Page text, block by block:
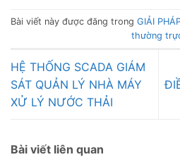
Bài viết này được đăng trong GIẢI
thường
HỆ THỐNG SCADA GIÁM
SÁT QUẢN LÝ NHÀ MÁY
XỬ LÝ NƯỚC THẢI
Bài viết liên quan